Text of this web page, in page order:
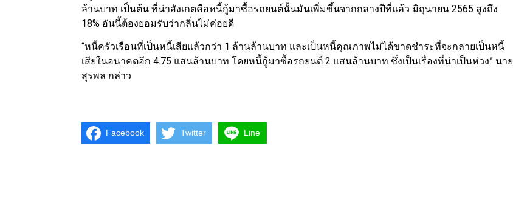
ล้านบาท​ เป็นต้น​ ที่น่าสังเกตคือหนี้กู้มาซื้อรถยนต์​นั้นมันเพิ่มขึ้นจากกลางปีที่แล้ว​ มิถุนายน​ 2565​ สูงถึง
18% อันนี้ต้องยอมรับว่ากลิ่นไม่ค่อยดี
“​หนี้ครัวเรือนที่เป็นหนี้เสียแล้วกว่า 1 ล้านล้านบาท และเป็นหนี้คุณภาพไม่ได้ขาดชำระที่จะกลายเป็นหนี้
เสียในอนาคตอีก 4.75 แสนล้านบาท​ โดยหนี้กู้มาซื้อรถยนต์ 2 แสนล้านบาท ซึ่งเป็นเรื่องที่น่าเป็นห่วง”​ นาย
สุรพล กล่าว
Facebook Twitter Line